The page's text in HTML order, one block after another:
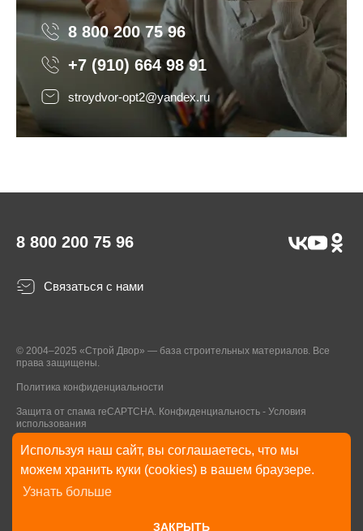
Используя наш сайт, вы соглашаетесь, что мы
можем хранить куки (cookies) в вашем браузере.
Узнать больше
ЗАКРЫТЬ
8 800 200 75 96 8 800 200 75 96
+7 (910) 664 98 91
stroydvor-opt2@yandex.ru
8 800 200 75 96
Связаться с нами
© 2004–2025 «Строй Двор» — база строительных материалов. Все
права защищены.
Политика конфиденциальности
Защита от спама reCAPTCHA. Конфиденциальность - Условия
использования
* Указанные на Сайте цены, комплектации, описания и технические
характеристики могут быть изменены в любое время без уведомления
пользователей Сайта. Внешний вид товаров и упаковки может